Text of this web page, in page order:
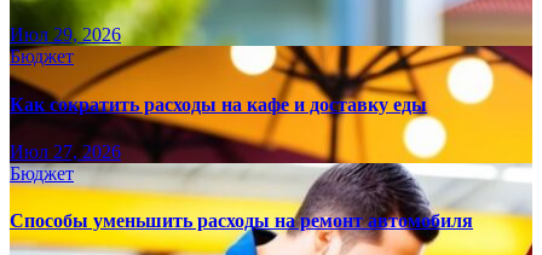
Июл 29, 2026
Бюджет
Как сократить расходы на кафе и доставку еды
Июл 27, 2026
Бюджет
Способы уменьшить расходы на ремонт автомобиля